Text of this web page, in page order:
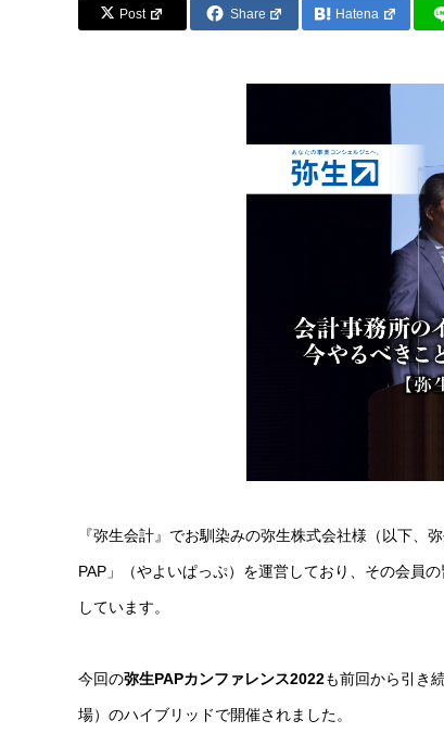
Post Share Hatena
『弥生会計』でお馴染みの弥生株式会社様（以下、
PAP」（やよいぱっぷ）を運営しており、その会員
しています。
今回の弥生PAPカンファレンス2022も前回から引き
場）のハイブリッドで開催されました。